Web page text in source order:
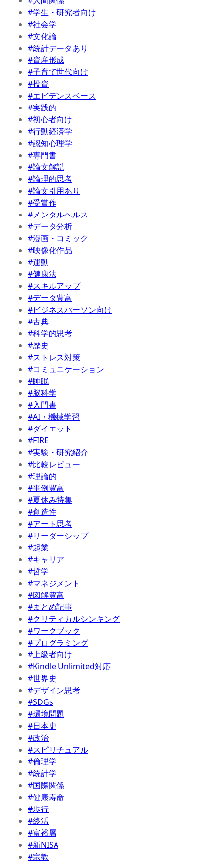
#学生・研究者向け
#社会学
#文化論
#統計データあり
#資産形成
#子育て世代向け
#投資
#エビデンスベース
#実践的
#初心者向け
#行動経済学
#認知心理学
#専門書
#論文解説
#論理的思考
#論文引用あり
#受賞作
#メンタルヘルス
#データ分析
#漫画・コミック
#映像化作品
#運動
#健康法
#スキルアップ
#データ豊富
#ビジネスパーソン向け
#古典
#科学的思考
#歴史
#ストレス対策
#コミュニケーション
#睡眠
#脳科学
#入門書
#AI・機械学習
#ダイエット
#FIRE
#実験・研究紹介
#比較レビュー
#理論的
#事例豊富
#夏休み特集
#創造性
#アート思考
#リーダーシップ
#起業
#キャリア
#哲学
#マネジメント
#図解豊富
#まとめ記事
#クリティカルシンキング
#ワークブック
#プログラミング
#上級者向け
#Kindle Unlimited対応
#世界史
#デザイン思考
#SDGs
#環境問題
#日本史
#政治
#スピリチュアル
#倫理学
#統計学
#国際関係
#健康寿命
#歩行
#終活
#富裕層
#新NISA
#宗教